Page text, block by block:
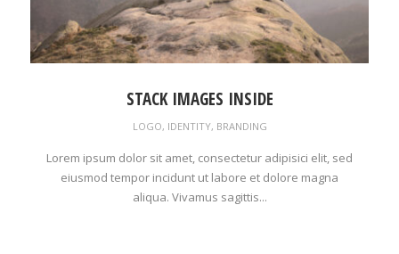
STACK IMAGES INSIDE
LOGO, IDENTITY, BRANDING
Lorem ipsum dolor sit amet, consectetur adipisici elit, sed
eiusmod tempor incidunt ut labore et dolore magna
aliqua. Vivamus sagittis...